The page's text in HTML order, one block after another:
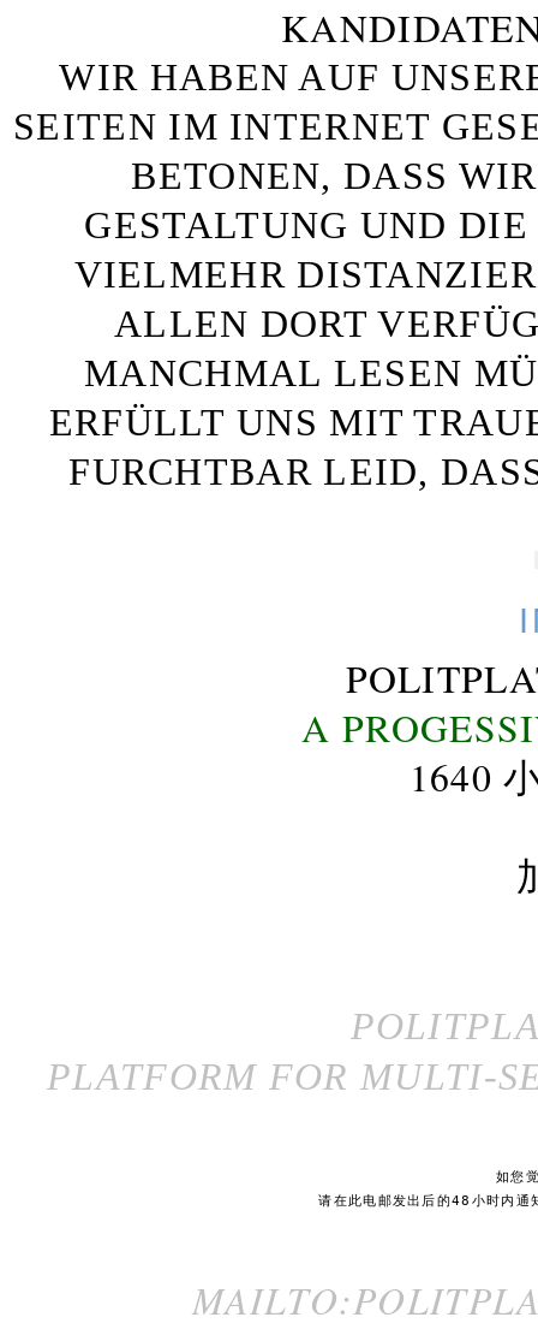
WIR HABEN AUF
SEITEN IM INTERNET
BETONEN, DASS
GESTALTUNG UND
VIELMEHR
ALLEN DORT
MANCHMAL LESEN
ERFÜLLT UNS MIT
FURCHTBAR LEID,
A
1640
PLATFORM FOR MULTI-
如您
请在此电邮发出后的48小时内通